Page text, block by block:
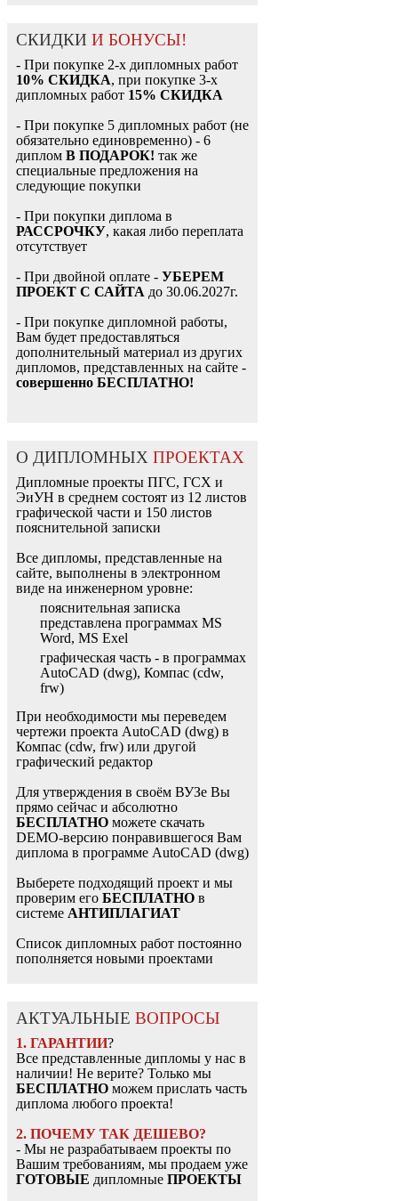
СКИДКИ И БОНУСЫ!
- При покупке 2-х дипломных работ
10% СКИДКА, при покупке 3-х
дипломных работ 15% СКИДКА
- При покупке 5 дипломных работ (не
обязательно единовременно) - 6
диплом В ПОДАРОК! так же
специальные предложения на
следующие покупки
- При покупки диплома в
РАССРОЧКУ, какая либо переплата
отсутствует
- При двойной оплате - УБЕРЕМ
ПРОЕКТ С САЙТА до 30.06.2027г.
- При покупке дипломной работы,
Вам будет предоставляться
дополнительный материал из других
дипломов, представленных на сайте -
совершенно БЕСПЛАТНО!
О ДИПЛОМНЫХ ПРОЕКТАХ
Дипломные проекты ПГС, ГСХ и
ЭиУН в среднем состоят из 12 листов
графической части и 150 листов
пояснительной записки
Все дипломы, представленные на
сайте, выполнены в электронном
виде на инженерном уровне:
пояснительная записка
представлена программах MS
Word, MS Exel
графическая часть - в программах
AutoCAD (dwg), Компас (cdw,
frw)
При необходимости мы переведем
чертежи проекта AutoCAD (dwg) в
Компас (cdw, frw) или другой
графический редактор
Для утверждения в своём ВУЗе Вы
прямо сейчас и абсолютно
БЕСПЛАТНО можете скачать
DEMO-версию понравившегося Вам
диплома в программе AutoCAD (dwg)
Выберете подходящий проект и мы
проверим его БЕСПЛАТНО в
системе АНТИПЛАГИАТ
Список дипломных работ постоянно
пополняется новыми проектами
АКТУАЛЬНЫЕ ВОПРОСЫ
1. ГАРАНТИИ?
Все представленные дипломы у нас в
наличии! Не верите? Только мы
БЕСПЛАТНО можем прислать часть
диплома любого проекта!
2. ПОЧЕМУ ТАК ДЕШЕВО?
- Мы не разрабатываем проекты по
Вашим требованиям, мы продаем уже
ГОТОВЫЕ дипломные ПРОЕКТЫ